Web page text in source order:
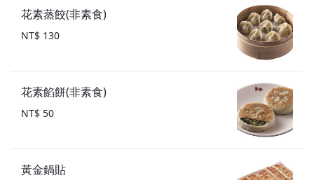
花素蒸餃(非素食)
NT$ 130
花素餡餅(非素食)
NT$ 50
黃金鍋貼